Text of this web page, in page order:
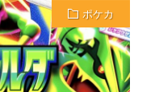
ポケカ